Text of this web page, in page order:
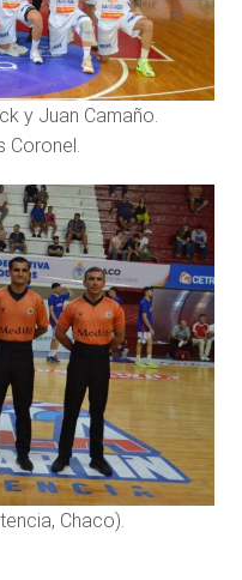
y Juan Camaño.
Coronel.
Chaco).